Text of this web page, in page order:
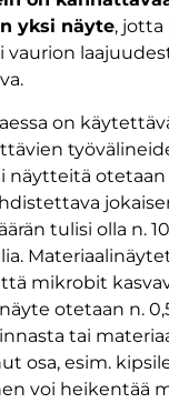
yksi näyte,
vaurion
on
näytteitä otetaan
tulisi olla n.
mikrobit
otetaan n.
tai
osa, esim.
voi heikentää